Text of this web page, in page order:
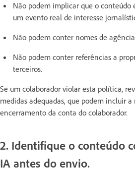
Não podem implicar que o conteúdo
um evento real de interesse
Não podem conter nomes de
Não podem conter referências a
terceiros.
Se um colaborador violar esta política,
medidas adequadas, que podem incluir
encerramento da conta do colaborador.
2. Identifique o conteúdo
IA antes do envio.